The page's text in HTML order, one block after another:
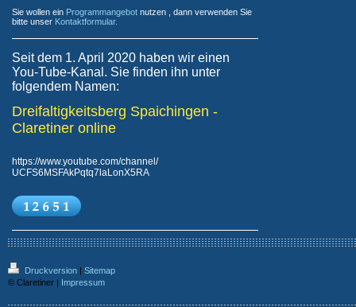
Sie wollen ein Programmangebot nutzen , dann verwenden Sie
bitte unser Kontaktformular.
Seit dem 1. April 2020 haben wir einen
You-Tube-Kanal. Sie finden ihn unter
folgendem Namen:
Dreifaltigkeitsberg Spaichingen -
Claretiner online
https://www.youtube.com/channel/
UCFS6MSFAkPqtq7laLonX5RA
Druckversion | Sitemap
© Claretiner | Impressum